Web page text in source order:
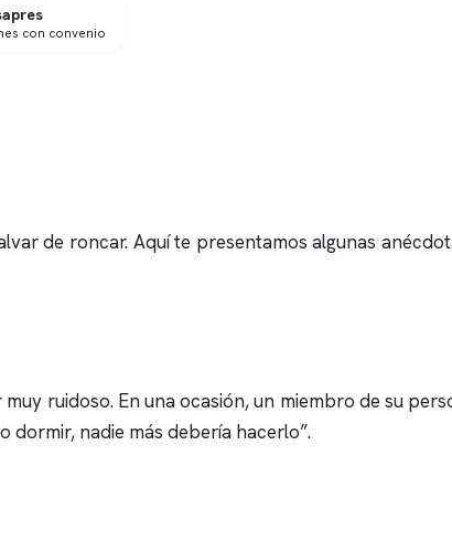
con convenio
de roncar. Aquí te presentamos algunas
ruidoso. En una ocasión, un miembro de su
dormir, nadie más debería hacerlo”.